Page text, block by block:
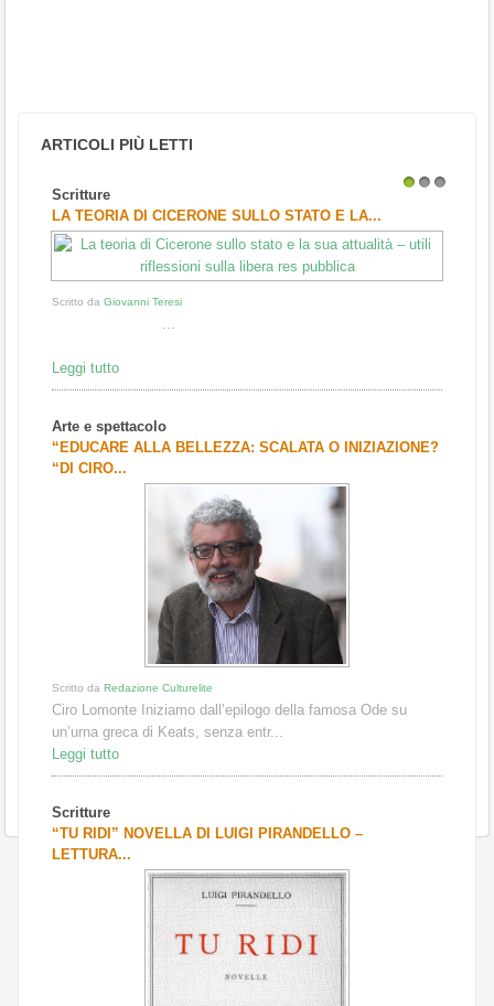
ARTICOLI PIÙ LETTI
Scritture
LA TEORIA DI CICERONE SULLO STATO E LA...
Scritto da Giovanni Teresi
...
Leggi tutto
Arte e spettacolo
“EDUCARE ALLA BELLEZZA: SCALATA O INIZIAZIONE?
“DI CIRO...
Scritto da Redazione Culturelite
Ciro Lomonte Iniziamo dall’epilogo della famosa Ode su
un’urna greca di Keats, senza entr...
Leggi tutto
Scritture
“TU RIDI” NOVELLA DI LUIGI PIRANDELLO –
LETTURA...